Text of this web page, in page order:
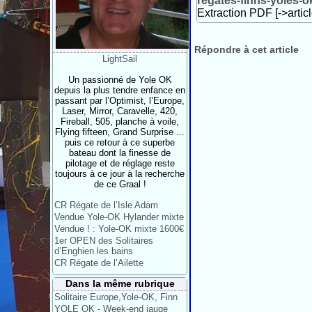
LightSail
Un passionné de Yole OK
depuis la plus tendre enfance en
passant par l’Optimist, l’Europe,
Laser, Mirror, Caravelle, 420,
Fireball, 505, planche à voile,
Flying fifteen, Grand Surprise ...
puis ce retour à ce superbe
bateau dont la finesse de
pilotage et de réglage reste
toujours à ce jour à la recherche
de ce Graal !
CR Régate de l’Isle Adam
Vendue Yole-OK Hylander mixte
Vendue ! : Yole-OK mixte 1600€
1er OPEN des Solitaires
d’Enghien les bains
CR Régate de l’Ailette
Dans la même rubrique
Solitaire Europe,Yole-OK, Finn
YOLE OK - Week-end jauge
Extraction PDF [-
Répondre à cet article